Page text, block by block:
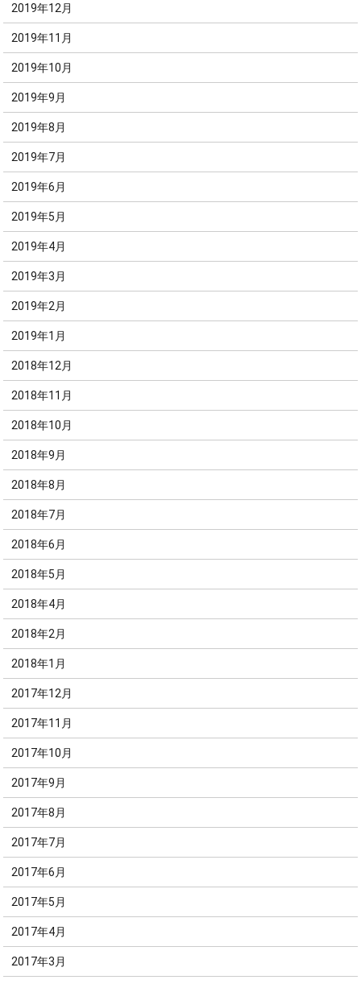
2019年12月
2019年11月
2019年10月
2019年9月
2019年8月
2019年7月
2019年6月
2019年5月
2019年4月
2019年3月
2019年2月
2019年1月
2018年12月
2018年11月
2018年10月
2018年9月
2018年8月
2018年7月
2018年6月
2018年5月
2018年4月
2018年2月
2018年1月
2017年12月
2017年11月
2017年10月
2017年9月
2017年8月
2017年7月
2017年6月
2017年5月
2017年4月
2017年3月